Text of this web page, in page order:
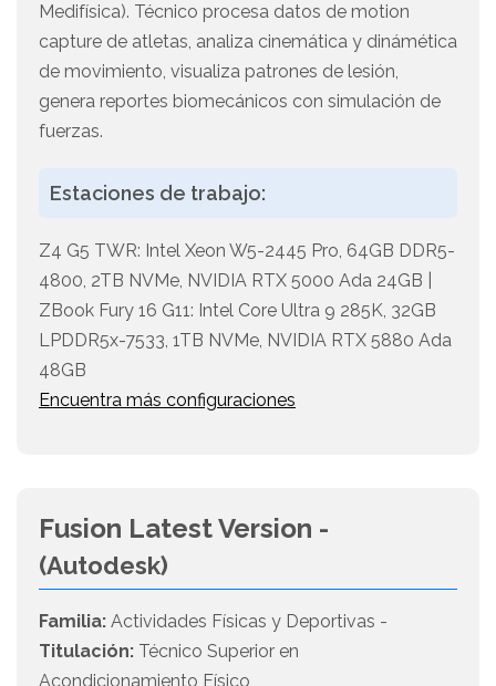
Medifísica). Técnico procesa datos de motion
capture de atletas, analiza cinemática y dinámética
de movimiento, visualiza patrones de lesión,
genera reportes biomecánicos con simulación de
fuerzas.
Estaciones de trabajo:
Z4 G5 TWR: Intel Xeon W5-2445 Pro, 64GB DDR5-
4800, 2TB NVMe, NVIDIA RTX 5000 Ada 24GB |
ZBook Fury 16 G11: Intel Core Ultra 9 285K, 32GB
LPDDR5x-7533, 1TB NVMe, NVIDIA RTX 5880 Ada
48GB
Encuentra más configuraciones
Fusion Latest Version -
(Autodesk)
Familia: Actividades Físicas y Deportivas -
Titulación: Técnico Superior en
Acondicionamiento Físico